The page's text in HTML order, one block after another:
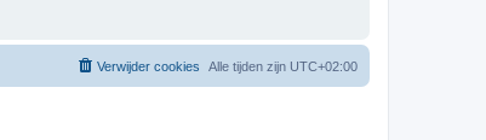
Alle tijden zijn UTC+02:00
Verwijder cookies